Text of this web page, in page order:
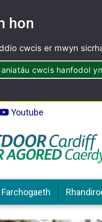
hon
cwcis er mwyn
cwcis hanfodol
Youtube